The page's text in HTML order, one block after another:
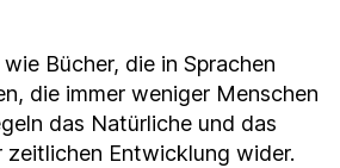
Bücher, die in Sprachen
die immer weniger Menschen
das Natürliche und das
zeitlichen Entwicklung wider.